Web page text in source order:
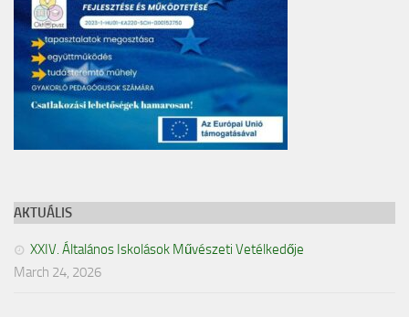
AKTUÁLIS
XXIV. Általános Iskolások Művészeti Vetélkedője
March 24, 2026